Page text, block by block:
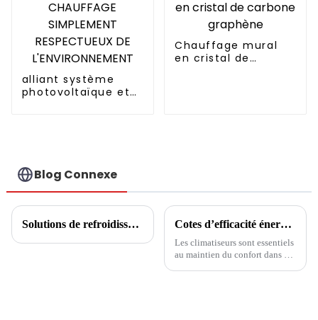
alliant système
photovoltaïque et
Chauffage mural
en cristal de
Blog Connexe
Solutions de refroidissement, de chauffage et d'eau chaude pour centres commerciaux Cotes d’efficacité énergétique des climatiseurs
Les climatiseurs sont essentiels
au maintien du confort dans de